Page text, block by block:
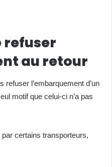
au retour
l’embarquement d’un
motif que celui-ci n’a pas
certains transporteurs,